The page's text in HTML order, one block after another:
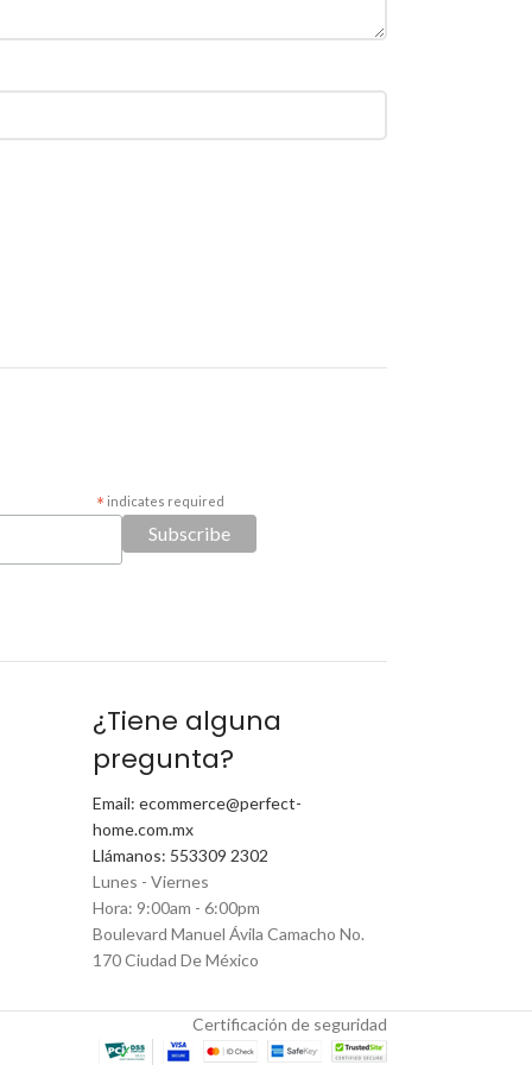
* indicates required
¿Tiene alguna
pregunta?
Email: ecommerce@perfect-
home.com.mx
Llámanos: 553309 2302
Lunes - Viernes
Hora: 9:00am - 6:00pm
Boulevard Manuel Ávila Camacho No.
170 Ciudad De México
Certificación de seguridad